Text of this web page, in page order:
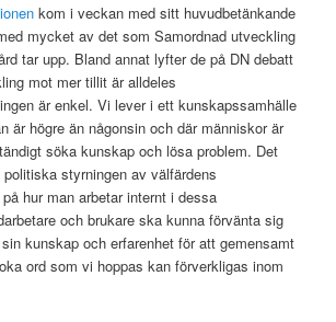
kom i veckan med sitt huvudbetänkande
mycket av det som Samordnad utveckling
tar upp. Bland annat lyfter de på DN debatt
mot mer tillit är alldeles
är enkel. Vi lever i ett kunskapssamhälle
är högre än någonsin och där människor är
söka kunskap och lösa problem. Det
styrningen av välfärdens
hur man arbetar internt i dessa
och brukare ska kunna förvänta sig
kunskap och erfarenhet för att gemensamt
ord som vi hoppas kan förverkligas inom